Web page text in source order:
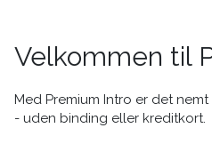
Velkommen til
Med Premium Intro er det
- uden binding eller kreditkort.